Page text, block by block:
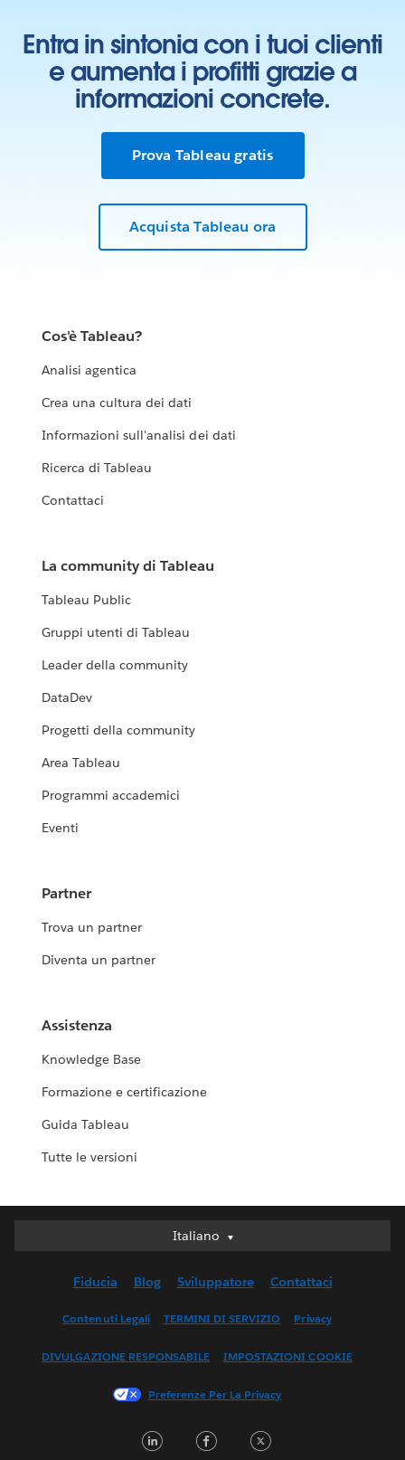
Entra in sintonia con i tuoi clienti
e aumenta i profitti grazie a
informazioni concrete.
Prova Tableau gratis
Acquista Tableau ora
Cos'è Tableau?
Analisi agentica
Crea una cultura dei dati
Informazioni sull'analisi dei dati
Ricerca di Tableau
Contattaci
La community di Tableau
Tableau Public
Gruppi utenti di Tableau
Leader della community
DataDev
Progetti della community
Area Tableau
Programmi accademici
Eventi
Partner
Trova un partner
Diventa un partner
Assistenza
Knowledge Base
Formazione e certificazione
Guida Tableau
Tutte le versioni
Italiano
Italiano
English (UK)
Français (Canada)
한국어
Fiducia Blog Sviluppatore Contattaci
Contenuti Legali TERMINI DI SERVIZIO Privacy
DIVULGAZIONE RESPONSABILE IMPOSTAZIONI COOKIE
Preferenze Per La Privacy
LinkedInFacebook